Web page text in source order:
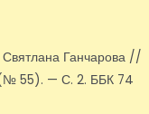
Ганчарова //
(№ 55). — С. 2. ББК 74